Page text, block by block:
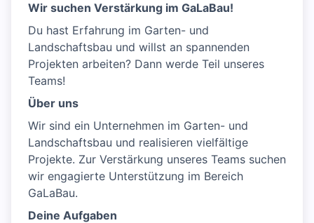
Wir suchen Verstärkung im GaLaBau!
Du hast Erfahrung im Garten- und
Landschaftsbau und willst an spannenden
Projekten arbeiten? Dann werde Teil unseres
Teams!
Über uns
Wir sind ein Unternehmen im Garten- und
Landschaftsbau und realisieren vielfältige
Projekte. Zur Verstärkung unseres Teams suchen
wir engagierte Unterstützung im Bereich
GaLaBau.
Deine Aufgaben